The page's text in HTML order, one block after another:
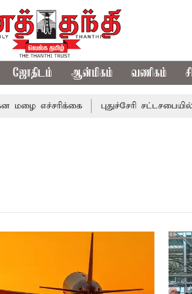
ஜோதிடம் ஆன்மிகம் வணிகம்
எச்சரிக்கை புதுச்சேரி சட்டசபையில்